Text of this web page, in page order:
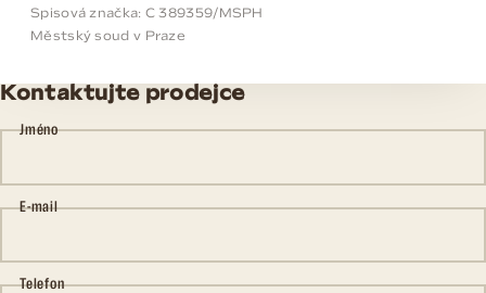
Spisová značka: C 389359/MSPH
Městský soud v Praze
Kontaktujte prodejce
Jméno
E-mail
Telefon